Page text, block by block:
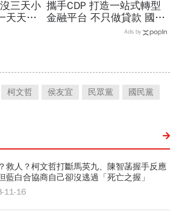
三天小
天天變
攜手CDP 打造一站式轉型
金融平台 不只做貸款 國泰
世華化身減碳顧問Ads by
柯文哲 侯友宜 民眾黨 國民黨
救人？柯文哲打斷馬英九、陳智菡握手反應
白合協商自己卻沒逃過「死亡之握」
11-16